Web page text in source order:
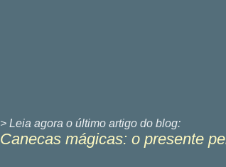
> Leia agora o último artigo do blog:
Canecas mágicas: o presente